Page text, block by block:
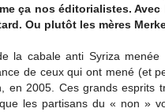
ça nos éditorialistes.
Ou plutôt les mères
la cabale anti Syriza
de ceux qui ont mené (et
en 2005. Ces grands esprits
les partisans du « non »